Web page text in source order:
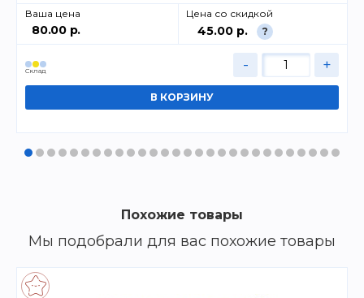
Ваша цена
80.00 р.
Цена со скидкой
45.00 р. ?
Cклад - +
Похожие товары
Мы подобрали для вас похожие товары